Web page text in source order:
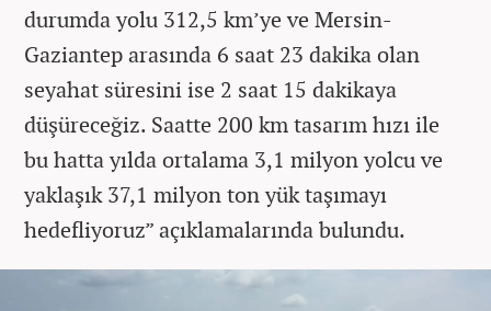
durumda yolu 312,5 km’ye ve Mersin-
Gaziantep arasında 6 saat 23 dakika olan
seyahat süresini ise 2 saat 15 dakikaya
düşüreceğiz. Saatte 200 km tasarım hızı ile
bu hatta yılda ortalama 3,1 milyon yolcu ve
yaklaşık 37,1 milyon ton yük taşımayı
hedefliyoruz” açıklamalarında bulundu.